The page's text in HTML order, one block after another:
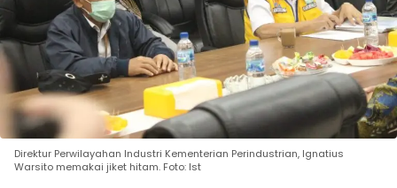
Direktur Perwilayahan Industri Kementerian Perindustrian, Ignatius
Warsito memakai jiket hitam. Foto: Ist